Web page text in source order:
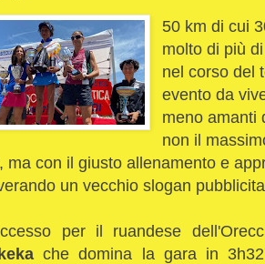
50 km di cui
molto di più
nel corso del
evento da
meno amanti
non il
ma con il giusto allenamento e
un vecchio slogan
per il ruandese
che domina la gara in